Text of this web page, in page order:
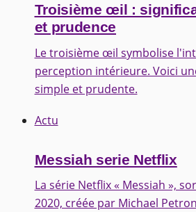
Troisième œil :
et prudence
Le troisième œil symbolise
perception intérieure. Voici
simple et prudente.
Actu
Messiah serie Netflix
La série Netflix « Messiah »,
2020, créée par Michael